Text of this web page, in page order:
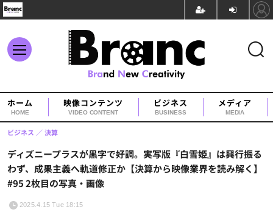
ホーム
HOME
映像コンテンツ
VIDEO CONTENT
ビジネス
BUSINESS
メディア
MEDIA
ディズニープラスが黒字で好調。実写版『白雪姫』は興行振る
わず、成果主義へ軌道修正か【決算から映像業界を読み解く】
#95 2枚目の写真・画像
ビジネス 決算
2025.4.15 Tue 18:15